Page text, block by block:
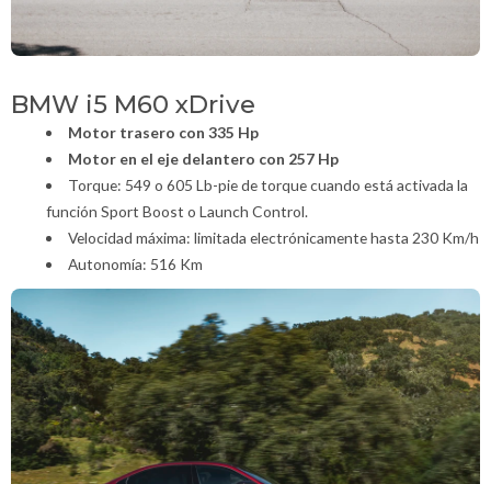
BMW i5 M60 xDrive
Motor trasero con 335 Hp
Motor en el eje delantero con 257 Hp
Torque: 549 o 605 Lb-pie de torque cuando está activada la
función Sport Boost o Launch Control.
Velocidad máxima: limitada electrónicamente hasta 230 Km/h
Autonomía: 516 Km